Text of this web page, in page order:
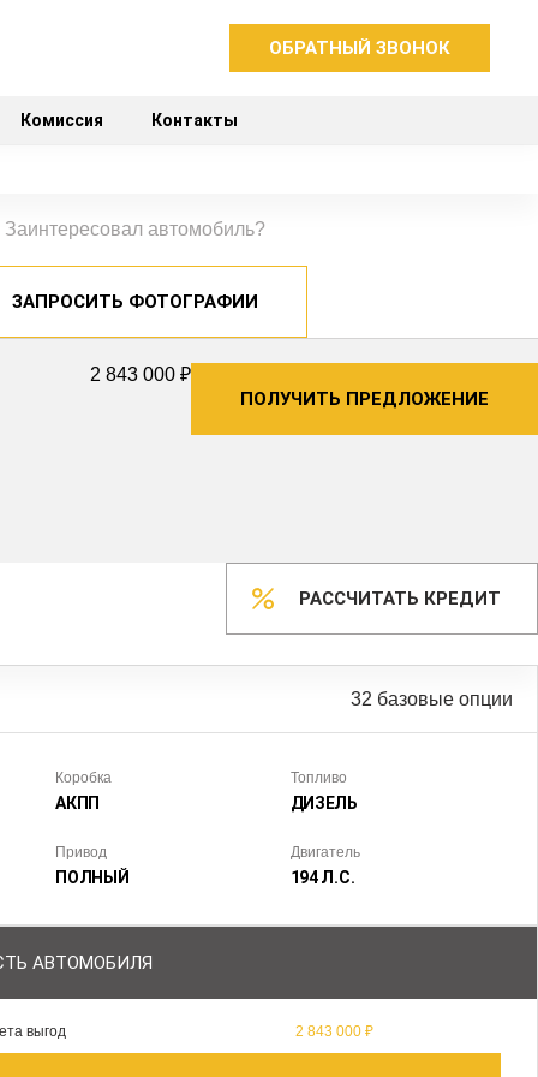
ОБРАТНЫЙ ЗВОНОК
Комиссия Контакты
Заинтересовал автомобиль?
ЗАПРОСИТЬ ФОТОГРАФИИ
2 843 000 ₽
ПОЛУЧИТЬ ПРЕДЛОЖЕНИЕ
РАССЧИТАТЬ КРЕДИТ
32 базовые опции
Коробка
АКПП
Топливо
ДИЗЕЛЬ
Привод
ПОЛНЫЙ
Двигатель
194 Л.С.
АВТОМОБИЛЯ
выгод 2 843 000 ₽